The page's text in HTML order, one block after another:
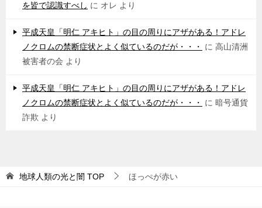
を皆で認識すべし に オレ より
平成天皇「明仁 アキヒト」の目の周りにアザがある！アドレ
ノクロムの禁断症状とよく似ているのだが・・・
に 高山清洲
被害者の会 より
平成天皇「明仁 アキヒト」の目の周りにアザがある！アドレ
ノクロムの禁断症状とよく似ているのだが・・・
に 暗号通貨
詐欺 より
地球人類の光と闇 TOP ほっぺが赤い